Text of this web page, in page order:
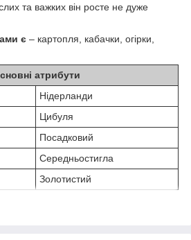
та важких він росте не дуже
є – картопля, кабачки, огірки,
атрибути
Нідерланди
Цибуля
Посадковий
Середньостигла
Золотистий